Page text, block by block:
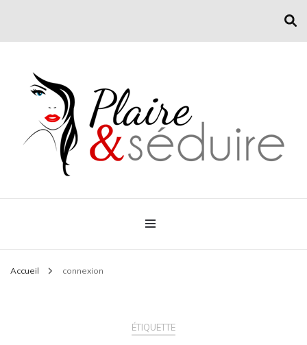
Plaire & Séduire
Conseil mode et séduction
Accueil connexion
ÉTIQUETTE